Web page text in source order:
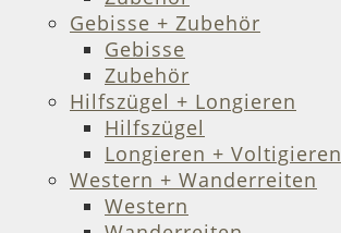
Gebisse + Zubehör
Gebisse
Zubehör
Hilfszügel + Longieren
Hilfszügel
Longieren + Voltigieren
Western + Wanderreiten
Western